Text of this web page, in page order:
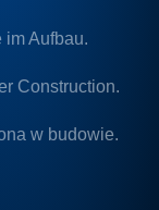
im Aufbau.
Construction.
w budowie.